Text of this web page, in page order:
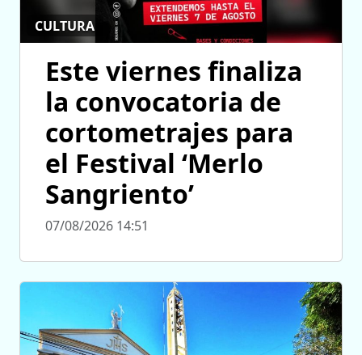
CULTURA
Este viernes finaliza
la convocatoria de
cortometrajes para
el Festival ‘Merlo
Sangriento’
07/08/2026 14:51